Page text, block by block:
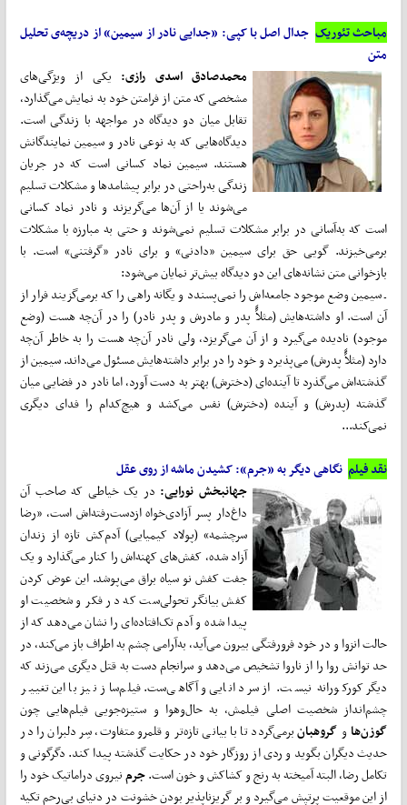
مباحث تئوریکجدال اصل با کپی: «جدایی نادر از سیمین» از دریچه‌ی تحلیل
متن
محمدصادق اسدی رازی:یکی از ویژگی‌های
مشخصی که متن از فرامتن خود به نمایش می‌گذارد،
تقابل میان دو دیدگاه در مواجهه با زندگی است.
دیدگاه‌هایی که به ‌نوعی نادر و سیمین نمایندگانش
هستند. سیمین نماد کسانی است که در جریان
زندگی به‌راحتی در برابر پیشامدها و مشکلات تسلیم
می‌شوند یا از آن‌ها می‌گریزند و نادر نماد کسانی
است که به‌آسانی در برابر مشکلات تسلیم نمی‌شوند و حتی به مبارزه با مشکلات
برمی‌خیزند. گویی حق برای سیمین «دادنی» و برای نادر «گرفتنی» است. با
بازخوانی متن نشانه‌های این دو دیدگاه بیش‌تر نمایان می‌شود:
ـ سیمین وضع موجود جامعه‌اش را نمی‌پسندد و یگانه راهی را که برمی‌گزیند فرار از
آن است. او داشته‌هایش (مثلاًً پدر و مادرش و پدر نادر) را در آن‌چه هست (وضع
موجود) نادیده می‌گیرد و از آن می‌گریزد، ولی نادر آن‌چه هست را به ‌خاطر آن‌چه
دارد (مثلاًً پدرش) می‌پذیرد و خود را در برابر داشته‌هایش مسئول می‌داند. سیمین از
گذشته‌اش می‌گذرد تا آینده‌ای (دخترش) بهتر به دست آورد، اما نادر در فضایی میان
گذشته (پدرش) و آینده (دخترش) نفس می‌کشد و هیچ‌کدام را فدای دیگری
نمی‌کند...
نقد فیلمنگاهی دیگر به «جرم»: کشیدن ماشه از روی عقل
جهانبخش نورایی:در یک خیاطی که صاحب آن
داغ‌دار پسر آزادی‌خواه ازدست‌رفته‌اش است، «رضا
سرچشمه» (پولاد کیمیایی) آدم‌کش تازه از زندان
آزاد شده، کفش‌های کهنه‌اش را کنار می‌گذارد و یک
جفت کفش نو سیاه براق می‌پوشد. این عوض کردن
کفش بیانگر تحولی‌ست که در فکر و شخصیت او
پیدا شده و آدم تک‌افتاده‌ای را نشان می‌دهد که از
حالت انزوا و در خود فرورفتگی بیرون می‌آید، به‌آرامی چشم به اطراف باز می‌کند، در
حد توانش روا را از ناروا تشخیص می‌دهد و سرانجام دست به قتل دیگری می‌زند که
دیگر کورکورانه نیست. از سر دانایی و آگاهی‌ست. فیلم‌ساز نیز با این تغییر
چشم‌انداز شخصیت اصلی فیلمش، به حال‌وهوا و ستیزه‌جویی فیلم‌هایی چون
گوزن‌هاو گروهبانبرمی‌گردد تا با بیانی تازه‌تر و قلمرو متفاوت، سِر دلبران را در
حدیث دیگران بگوید و ردی از روزگار خود در حکایت گذشته پیدا کند. دگرگونی و
تکامل رضا، البته آمیخته به رنج و کشاکش و خون است.جرمنیروی دراماتیک خود را
از این موقعیت پرتپش می‌گیرد و بر گریزناپذیر بودن خشونت در دنیای بی‌رحم تکیه